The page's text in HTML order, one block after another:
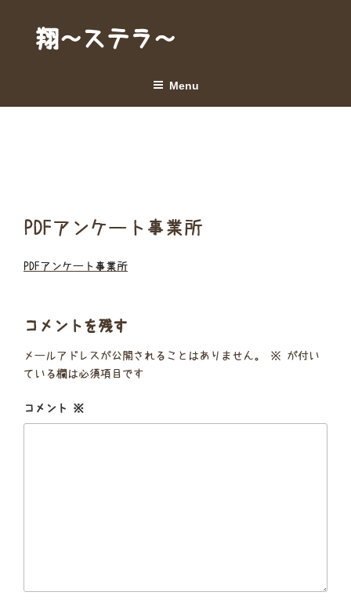
content翔～ステラ～
Menu
PDFアンケート事業所
PDFアンケート事業所
コメントを残す
メールアドレスが公開されることはありません。 ※ が付い
ている欄は必須項目です
コメント ※